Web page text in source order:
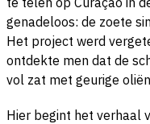
genadeloos: de zoete
Het project werd
ontdekte men dat de
vol zat met geurige
Hier begint het verhaal